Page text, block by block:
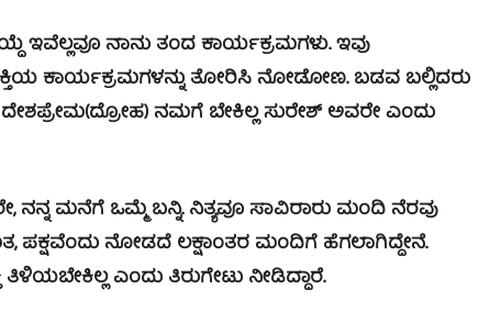
ಇವೆಲ್ಲವೂ ನಾನು ತಂದ ಕಾರ್ಯಕ್ರಮಗಳು. ಇವು
ಕಾರ್ಯಕ್ರಮಗಳನ್ನು ತೋರಿಸಿ ನೋಡೋಣ. ಬಡವ ಬಲ್ಲಿದರು
ನಮಗೆ ಬೇಕಿಲ್ಲ ಸುರೇಶ್ ಅವರೇ ಎಂದು
ನನ್ನ ಮನೆಗೆ ಒಮ್ಮೆ ಬನ್ನಿ. ನಿತ್ಯವೂ ಸಾವಿರಾರು ಮಂದಿ ನೆರವು
ಪಕ್ಷವೆಂದು ನೋಡದೆ ಲಕ್ಷಾಂತರ ಮಂದಿಗೆ ಹೆಗಲಾಗಿದ್ದೇನೆ.
ಎಂದು ತಿರುಗೇಟು ನೀಡಿದ್ದಾರೆ.